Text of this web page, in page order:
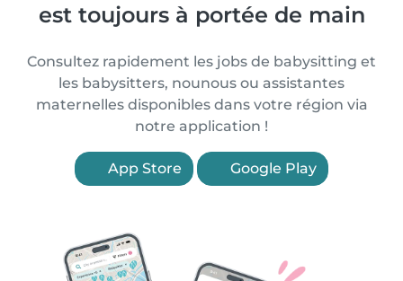
est toujours à portée de main
Consultez rapidement les jobs de babysitting et
les babysitters, nounous ou assistantes
maternelles disponibles dans votre région via
notre application !
App Store Google Play